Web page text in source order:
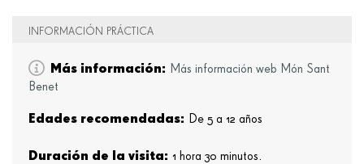
INFORMACIÓN PRÁCTICA
Más información: Más información web Món Sant
Benet
Edades recomendadas: De 5 a 12 años
Duración de la visita: 1 hora 30 minutos.